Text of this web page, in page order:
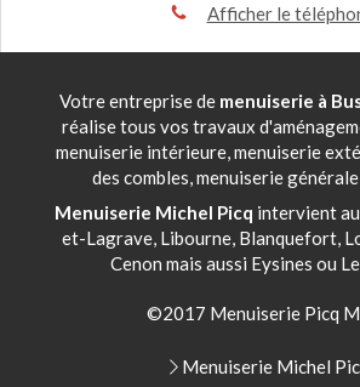
Afficher le
Votre entreprise de menuiserie à
réalise tous vos travaux
menuiserie intérieure, menuiserie
des combles, menuiserie
Menuiserie Michel Picq intervient
et-Lagrave, Libourne, Blanquefort,
Cenon mais aussi Eysines ou
©2017 Menuiserie Picq
Menuiserie Michel